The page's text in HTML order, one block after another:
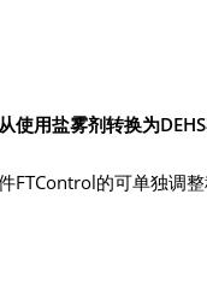
使用盐雾剂转换为DEHS
FTControl的可单独调